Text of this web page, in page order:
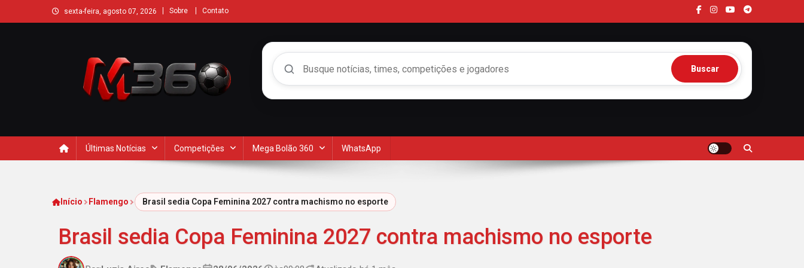
sexta-feira, agosto 07, 2026 Sobre Contato
Buscar no Mengão 360
Buscar
Últimas Notícias Competições Mega Bolão 360 WhatsApp
Início Flamengo Brasil sedia Copa Feminina 2027 contra machismo no esporte
Brasil sedia Copa Feminina 2027 contra machismo no esporte